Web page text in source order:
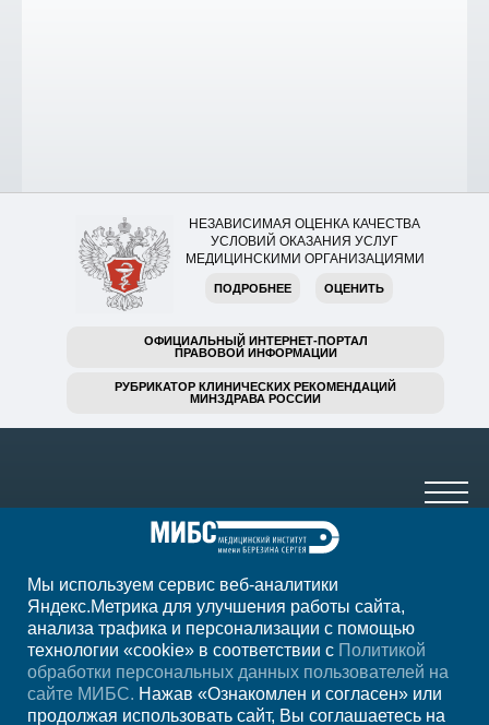
НЕЗАВИСИМАЯ ОЦЕНКА КАЧЕСТВА
УСЛОВИЙ ОКАЗАНИЯ УСЛУГ
МЕДИЦИНСКИМИ ОРГАНИЗАЦИЯМИ
ПОДРОБНЕЕ ОЦЕНИТЬ
ОФИЦИАЛЬНЫЙ ИНТЕРНЕТ-ПОРТАЛ
ПРАВОВОЙ ИНФОРМАЦИИ
РУБРИКАТОР КЛИНИЧЕСКИХ РЕКОМЕНДАЦИЙ
МИНЗДРАВА РОССИИ
+7 920 555-47-07
ежедн. 7.00-23.00
РегионСтарый Оскол
Мы используем сервис веб-аналитики
Яндекс.Метрика для улучшения работы сайта,
анализа трафика и персонализации с помощью
технологии «cookie» в соответствии с Политикой
обработки персональных данных пользователей на
сайте МИБС. Нажав «Ознакомлен и согласен» или
продолжая использовать сайт, Вы соглашаетесь на